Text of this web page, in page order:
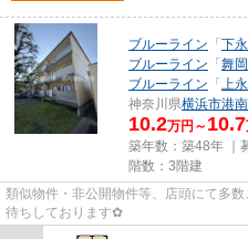
ブルーライン 「 下
ブルーライン 「 舞岡
ブルーライン 「 上
神奈川県横浜市港
10.2万円～ 10.7
築年数：築48年 ｜
階数：3階建
類似物件・非公開物件等、店頭にて多
待ちしております✿